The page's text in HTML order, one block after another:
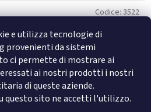
e utilizza tecnologie di
provenienti da sistemi
ci permette di mostrare ai
ai nostri prodotti i nostri
di queste aziende.
questo sito ne accetti l'utilizzo.
Codice:3522